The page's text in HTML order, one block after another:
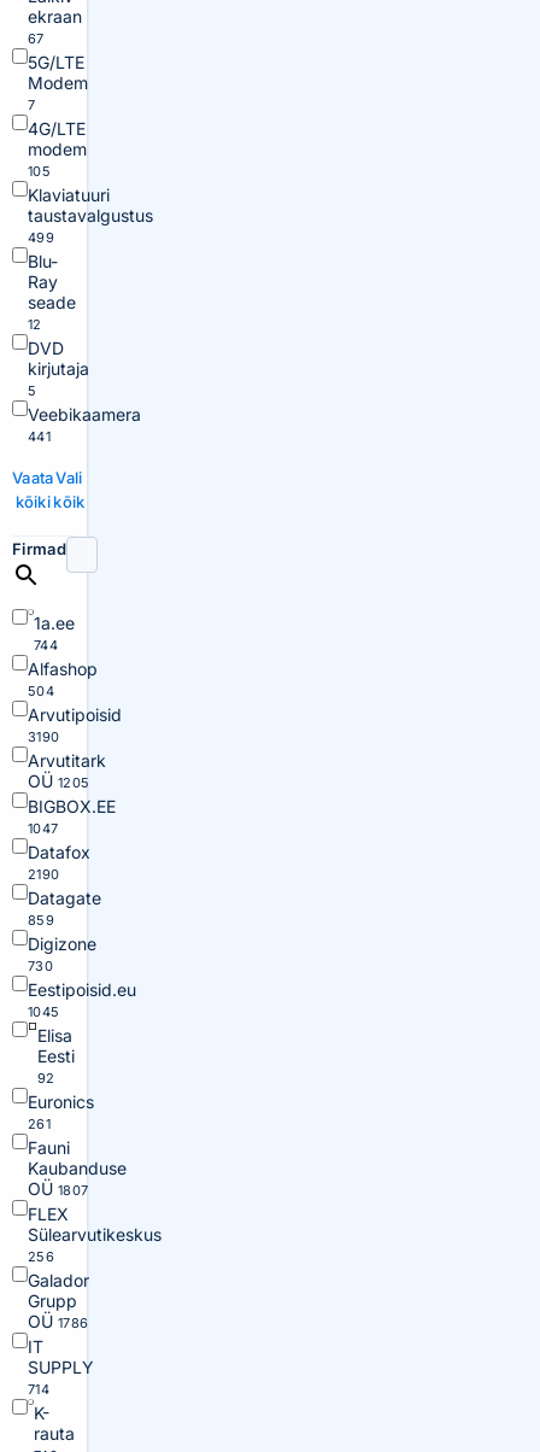
ekraan
67
5G/LTE
Modem
7
4G/LTE
modem
105
Klaviatuuri
taustavalgustus
499
Blu-
Ray
seade
12
DVD
kirjutaja
5
Veebikaamera
441
Vaata
kõiki
Vali
kõik
Firmad
1a.ee
744
Alfashop
504
Arvutipoisid
3190
Arvutitark
OÜ 1205
BIGBOX.EE
1047
Datafox
2190
Datagate
859
Digizone
730
Eestipoisid.eu
1045
Elisa
Eesti
92
Euronics
261
Fauni
Kaubanduse
OÜ 1807
FLEX
Sülearvutikeskus
256
Galador
Grupp
OÜ 1786
IT
SUPPLY
714
K-
rauta